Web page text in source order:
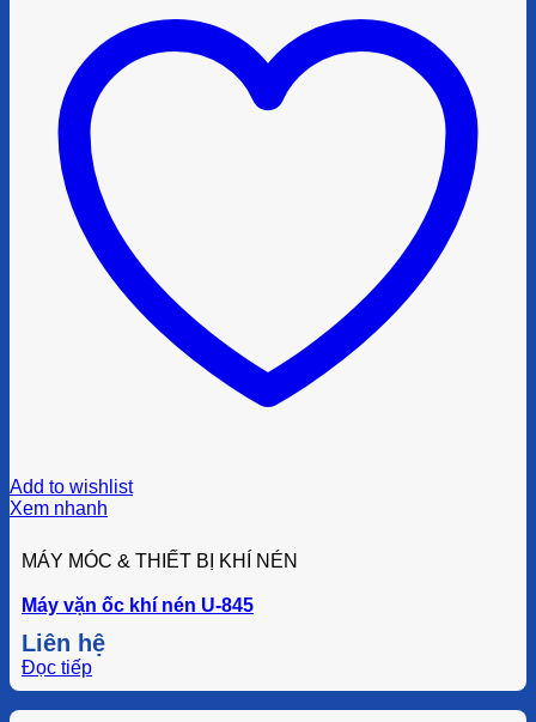
Add to wishlist
Xem nhanh
MÁY MÓC & THIẾT BỊ KHÍ NÉN
Máy vặn ốc khí nén U-845
Liên hệ
Đọc tiếp